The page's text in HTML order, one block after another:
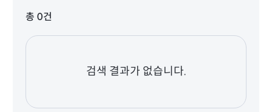
총 0건
검색 결과가 없습니다.